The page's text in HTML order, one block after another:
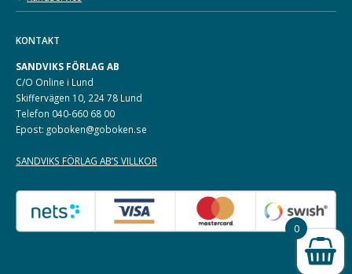
KONTAKT
SANDVIKS FÖRLAG AB
C/O Online i Lund
Skiffervägen 10, 224 78 Lund
Telefon 040-660 68 00
Epost: goboken@goboken.se
SANDVIKS FÖRLAG AB’S VILLKOR
0